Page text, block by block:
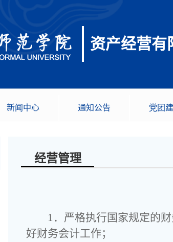
资产经营有
新闻中心 通知公告 党团
经营管理
1．严格执行国家规定的
好财务会计工作；